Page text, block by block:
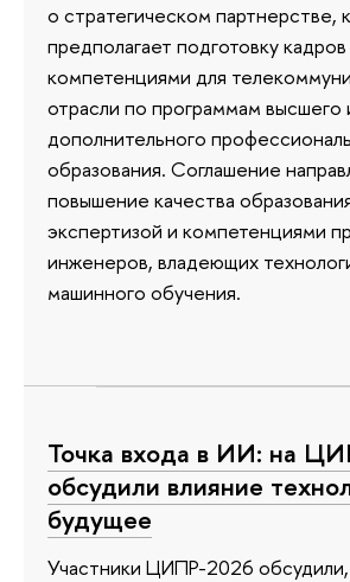
о стратегическом партнерстве,
предполагает подготовку
компетенциями для
отрасли по программам высшего
дополнительного
образования. Соглашение
повышение качества
экспертизой и компетенциями
инженеров, владеющих
машинного обучения.
Точка входа в ИИ: на
обсудили влияние
будущее
Участники ЦИПР-2026